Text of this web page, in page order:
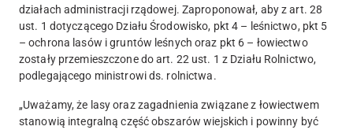
działach administracji rządowej. Zaproponował, aby z art. 28
ust. 1 dotyczącego Działu Środowisko, pkt 4 – leśnictwo, pkt 5
– ochrona lasów i gruntów leśnych oraz pkt 6 – łowiectwo
zostały przemieszczone do art. 22 ust. 1 z Działu Rolnictwo,
podlegającego ministrowi ds. rolnictwa.
„Uważamy, że lasy oraz zagadnienia związane z łowiectwem
stanowią integralną część obszarów wiejskich i powinny być